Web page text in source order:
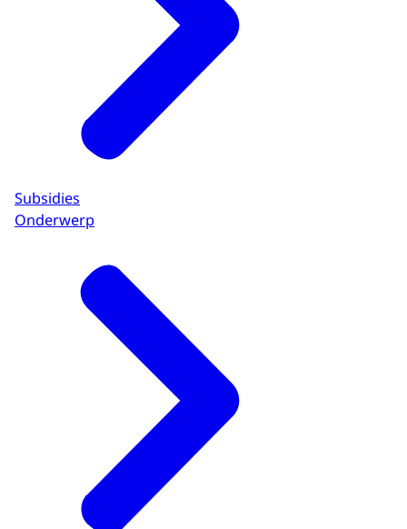
Subsidies
Onderwerp